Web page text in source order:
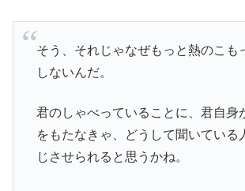
そう、それじゃなぜもっと熱のこも
しないんだ。
君のしゃべっていることに、君自身
をもたなきゃ、どうして聞いている
じさせられると思うかね。